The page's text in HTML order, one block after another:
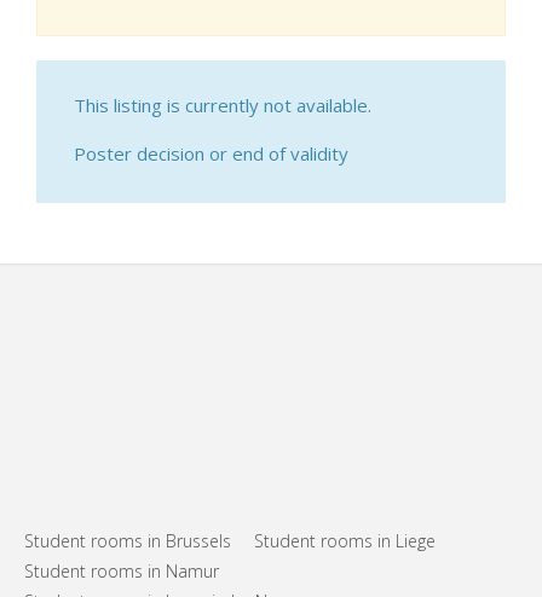
This listing is currently not available.
Poster decision or end of validity
Student rooms in Brussels
Student rooms in Liege
Student rooms in Namur